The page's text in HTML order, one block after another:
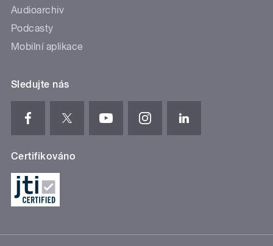
Audioarchiv
Podcasty
Mobilní aplikace
Sledujte nás
Certifikováno